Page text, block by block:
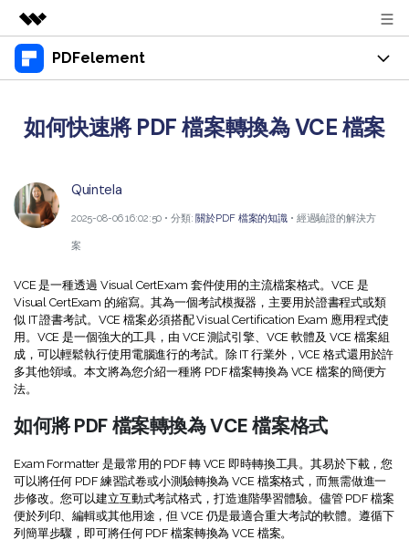
精選產品
實用工具
總覽
新聞中心
支援
PDFelement
桌面版
Mac 版 PDFelement
iPhone/iPad 版 PDFelement
Android 版 PDFelement
雲端版
PDFelement SDK
教育界使用者
閱讀 PDF
建立 PDF
合併 PDF
個人使用者
轉換 PDF
壓縮 PDF
整理 PDF
資源
教學中心
商業秘訣
OCR PDF 秘訣
PDF 表單解決方案
PDF 知識
簽署 PDF 秘訣
教學文章 - Mac 系统
支援文件
影片教程
聯絡支援部門
新功能
折扣
升級至 9.0 版
教育界折扣
商業版
登入
如何快速將 PDF 檔案轉換為 VCE 檔案
Quintela
2025-08-06 16:02:50 • 分類:關於PDF 檔案的知識 • 經過驗證的解決方
案
VCE 是一種透過 Visual CertExam 套件使用的主流檔案格式。VCE 是
Visual CertExam 的縮寫。其為一個考試模擬器，主要用於證書程式或類
似 IT 證書考試。VCE 檔案必須搭配 Visual Certification Exam 應用程式使
用。VCE 是一個強大的工具，由 VCE 測試引擎、VCE 軟體及 VCE 檔案組
成，可以輕鬆執行使用電腦進行的考試。除 IT 行業外，VCE 格式還用於許
多其他領域。本文將為您介紹一種將 PDF 檔案轉換為 VCE 檔案的簡便方
法。
如何將 PDF 檔案轉換為 VCE 檔案格式
Exam Formatter 是最常用的 PDF 轉 VCE 即時轉換工具。其易於下載，您
可以將任何 PDF 練習試卷或小測驗轉換為 VCE 檔案格式，而無需做進一
步修改。您可以建立互動式考試格式，打造進階學習體驗。儘管 PDF 檔案
便於列印、編輯或其他用途，但 VCE 仍是最適合重大考試的軟體。遵循下
列簡單步驟，即可將任何 PDF 檔案轉換為 VCE 檔案。